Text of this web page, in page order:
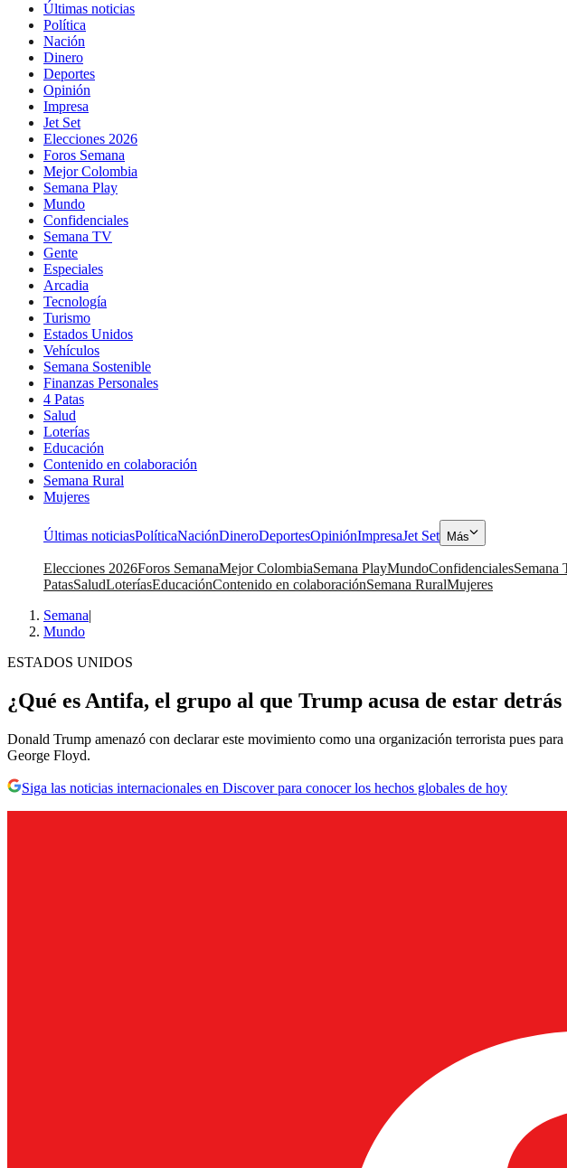
Últimas noticias
Política
Nación
Dinero
Deportes
Opinión
Impresa
Jet Set
Elecciones 2026
Foros Semana
Mejor Colombia
Semana Play
Mundo
Confidenciales
Semana TV
Gente
Especiales
Arcadia
Tecnología
Turismo
Estados Unidos
Vehículos
Semana Sostenible
Finanzas Personales
4 Patas
Salud
Loterías
Educación
Contenido en colaboración
Semana Rural
Mujeres
Últimas noticiasPolíticaNaciónDineroDeportesOpiniónImpresaJet Set Más
Elecciones 2026Foros SemanaMejor ColombiaSemana PlayMundoConfidencialesSemana
PatasSaludLoteríasEducaciónContenido en colaboraciónSemana RuralMujeres
Semana|
Mundo
ESTADOS UNIDOS
¿Qué es Antifa, el grupo al que Trump acusa de estar detrás
Donald Trump amenazó con declarar este movimiento como una organización terrorista pues
George Floyd.
Siga las noticias internacionales en Discover para conocer los hechos globales de hoy